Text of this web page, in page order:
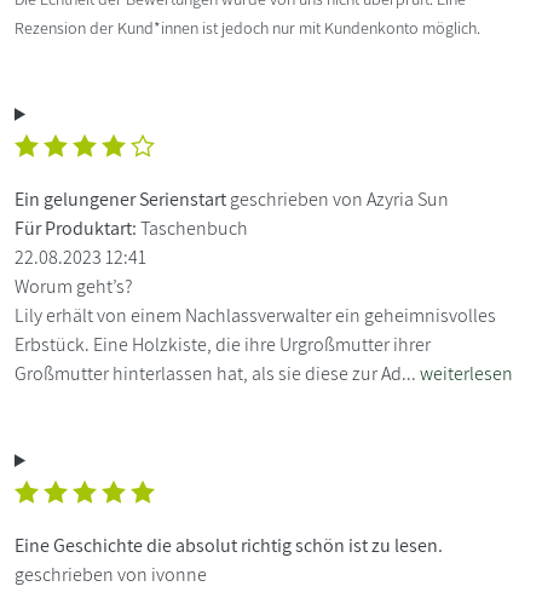
Rezension der Kund*innen ist jedoch nur mit Kundenkonto möglich.
Ein gelungener Serienstartgeschrieben von Azyria Sun
Für Produktart:Taschenbuch
22.08.2023 12:41
Worum geht’s?
Lily erhält von einem Nachlassverwalter ein geheimnisvolles
Erbstück. Eine Holzkiste, die ihre Urgroßmutter ihrer
Großmutter hinterlassen hat, als sie diese zur Ad...weiterlesen
Eine Geschichte die absolut richtig schön ist zu lesen.
geschrieben von ivonne